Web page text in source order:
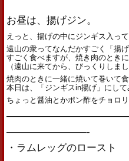
お昼は、揚げジン。
えっと、揚げの中にジンギス入って
遠山の衆ってなんだかすごく「揚
すごく食べますが、焼き肉のとき
（遠山に来てから、びっくりしまし
焼肉のときに一緒に焼いて巻いて
本日は、「ジンギスin揚げ」にして
ちょっと醤油とかポン酢をチョロリ
————————-
・ラムレッグのロースト